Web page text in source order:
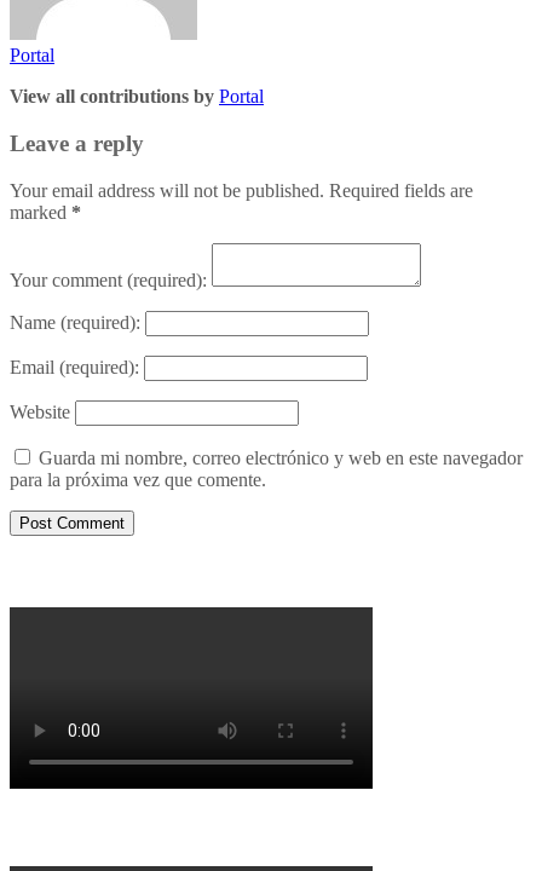
Portal
View all contributions by Portal
Leave a reply
Your email address will not be published. Required fields are
marked *
Your comment (required):
Name (required):
Email (required):
Website
Guarda mi nombre, correo electrónico y web en este navegador
para la próxima vez que comente.